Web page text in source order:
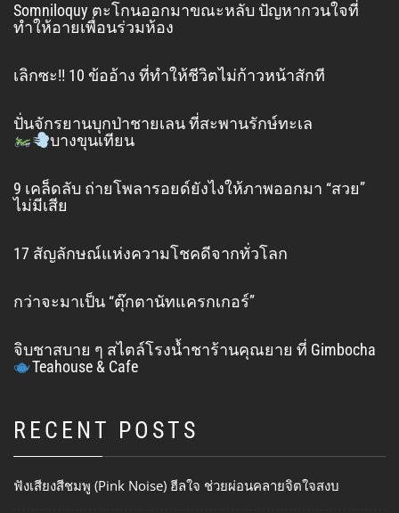
Somniloquy ตะโกนออกมาขณะหลับ ปัญหากวนใจที่
ทำให้อายเพื่อนร่วมห้อง
เลิกซะ!! 10 ข้ออ้าง ที่ทำให้ชีวิตไม่ก้าวหน้าสักที
ปั่นจักรยานบุกป่าชายเลน ที่สะพานรักษ์ทะเล
บางขุนเทียน
9 เคล็ดลับ ถ่ายโพลารอยด์ยังไงให้ภาพออกมา “สวย”
ไม่มีเสีย
17 สัญลักษณ์แห่งความโชคดีจากทั่วโลก
กว่าจะมาเป็น “ตุ๊กตานัทแครกเกอร์”
จิบชาสบาย ๆ สไตล์โรงน้ำชาร้านคุณยาย ที่ Gimbocha
Teahouse & Cafe
RECENT POSTS
ฟังเสียงสีชมพู (Pink Noise) ฮีลใจ ช่วยผ่อนคลายจิตใจสงบ